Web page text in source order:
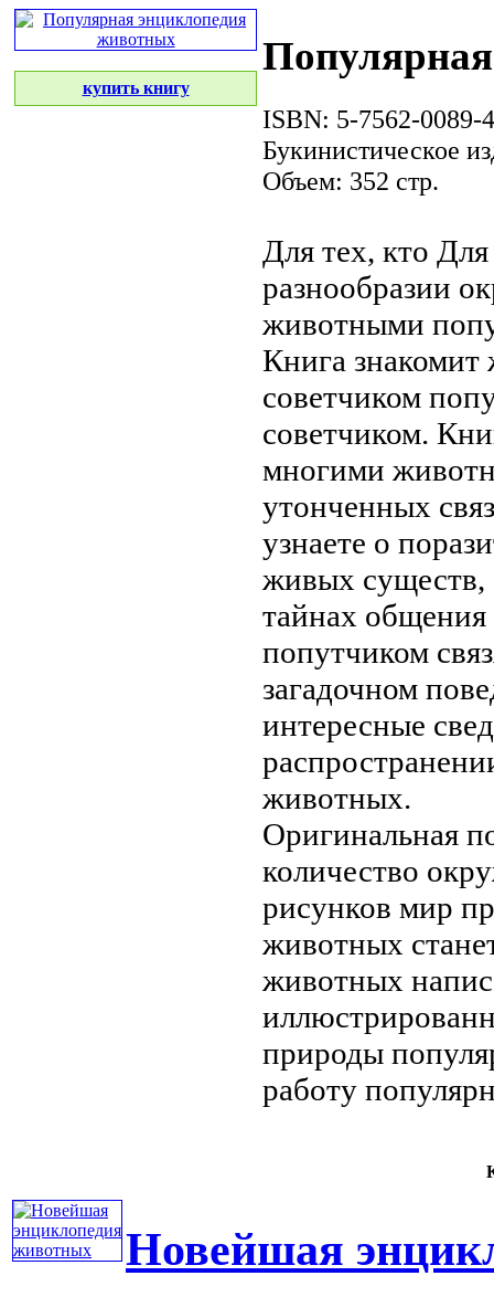
купить книгу
ISBN: 5-7562-0089-4
Букинистическое
Объем: 352 стр.
Для тех, кто Для
разнообразии
животными
Книга знакомит
советчиком
советчиком.
многими
утонченных
узнаете о
живых существ,
тайнах общения
попутчиком
загадочном
интересные
животных.
Оригинальная
количество
рисунков мир
животных
животных
природы
работу
Новейшая